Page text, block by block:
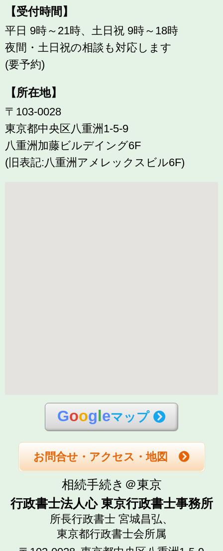
【受付時間】
平日 9時～21時、土日祝 9時～18時
夜間・土日祝の相談も対応します
(要予約)
【所在地】
〒103-0028
東京都中央区八重洲1-5-9
八重洲加藤ビルデイング6F
(旧表記:八重洲アメレックスビル6F)
Goog eマップ
お問合せ・アクセス・地図
相続手続き＠東京
行政書士法人心 東京行政書士事務所
所長行政書士 宮城昌弘、
東京都行政書士会所属